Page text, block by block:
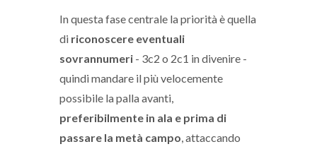
In questa fase centrale la priorità è quella
di riconoscere eventuali
sovrannumeri - 3c2 o 2c1 in divenire -
quindi mandare il più velocemente
possibile la palla avanti,
preferibilmente in ala e prima di
passare la metà campo , attaccando